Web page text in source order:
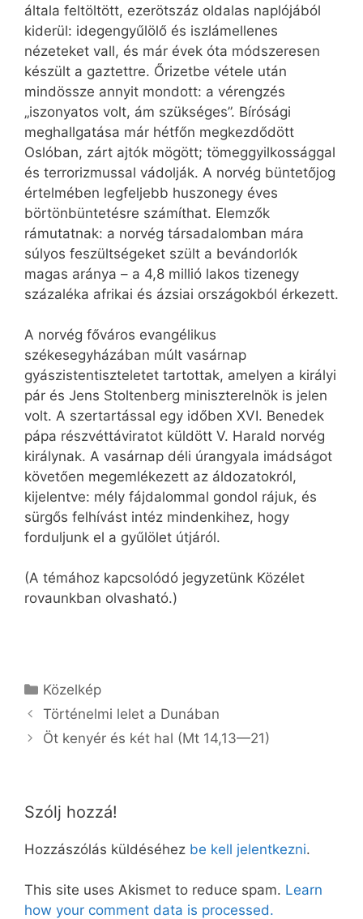
általa feltöltött, ezerötszáz oldalas naplójából
kiderül: idegengyűlölő és iszlámellenes
nézeteket vall, és már évek óta módszeresen
készült a gaztettre. Őrizetbe vétele után
mindössze annyit mondott: a vérengzés
„iszonyatos volt, ám szükséges”. Bírósági
meghallgatása már hétfőn megkezdődött
Oslóban, zárt ajtók mögött; tömeggyilkossággal
és terrorizmussal vádolják. A norvég büntetőjog
értelmében legfeljebb huszonegy éves
börtönbüntetésre számíthat. Elemzők
rámutatnak: a norvég társadalomban mára
súlyos feszültségeket szült a bevándorlók
magas aránya – a 4,8 millió lakos tizenegy
százaléka afrikai és ázsiai országokból érkezett.
A norvég főváros evangélikus
székesegyházában múlt vasárnap
gyászistentiszteletet tartottak, amelyen a királyi
pár és Jens Stoltenberg miniszterelnök is jelen
volt. A szertartással egy időben XVI. Benedek
pápa részvéttáviratot küldött V. Harald norvég
királynak. A vasárnap déli úrangyala imádságot
követően megemlékezett az áldozatokról,
kijelentve: mély fájdalommal gondol rájuk, és
sürgős felhívást intéz mindenkihez, hogy
forduljunk el a gyűlölet útjáról.
(A témához kapcsolódó jegyzetünk Közélet
rovaunkban olvasható.)
Kategória
Közelkép
Történelmi lelet a Dunában
Öt kenyér és két hal (Mt 14,13—21)
Szólj hozzá!
Hozzászólás küldéséhez be kell jelentkezni.
This site uses Akismet to reduce spam. Learn
how your comment data is processed.